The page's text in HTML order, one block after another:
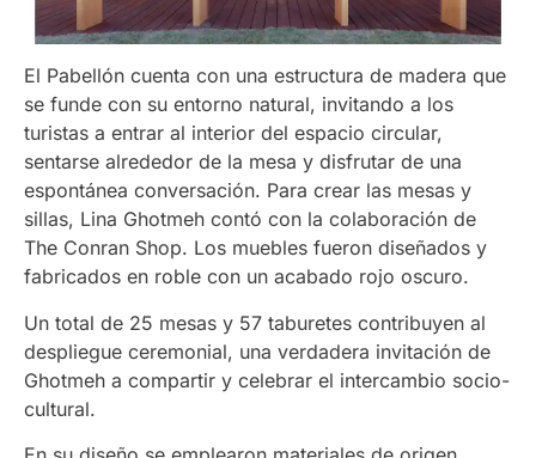
El Pabellón cuenta con una estructura de madera que
se funde con su entorno natural, invitando a los
turistas a entrar al interior del espacio circular,
sentarse alrededor de la mesa y disfrutar de una
espontánea conversación. Para crear las mesas y
sillas, Lina Ghotmeh contó con la colaboración de
The Conran Shop. Los muebles fueron diseñados y
fabricados en roble con un acabado rojo oscuro.
Un total de 25 mesas y 57 taburetes contribuyen al
despliegue ceremonial, una verdadera invitación de
Ghotmeh a compartir y celebrar el intercambio socio-
cultural.